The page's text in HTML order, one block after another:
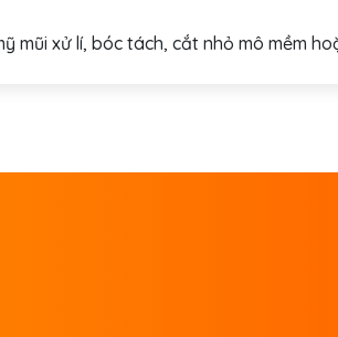
xử lí, bóc tách, cắt nhỏ mô mềm